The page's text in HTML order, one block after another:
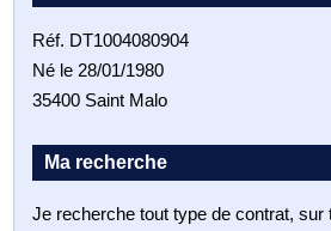
Réf. DT1004080904
Né le 28/01/1980
35400 Saint Malo
Ma recherche
Je recherche tout type de contrat, sur